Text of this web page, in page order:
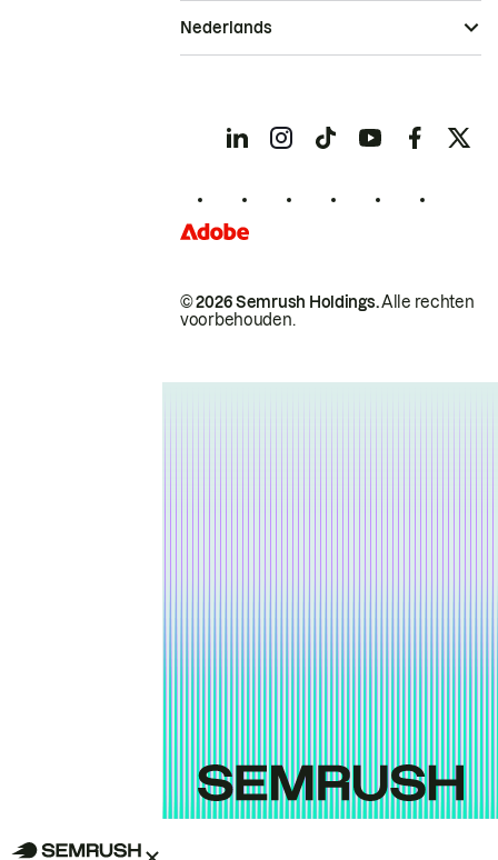
© 2026 Semrush Holdings.Alle rechten
voorbehouden.
Nederlands